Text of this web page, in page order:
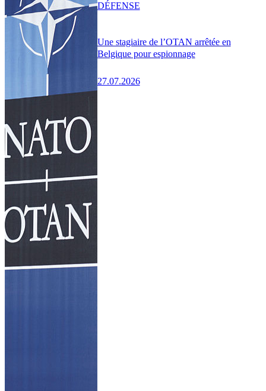
Une stagiaire de l’OTAN arrêtée en
Belgique pour espionnage
27.07.2026
DÉFENSE